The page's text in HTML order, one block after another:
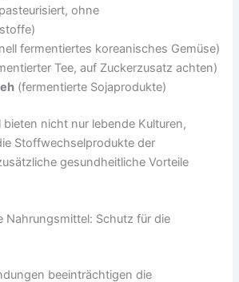
ohne
fermentiertes koreanisches Gemüse)
Tee, auf Zuckerzusatz achten)
(fermentierte Sojaprodukte)
bieten nicht nur lebende Kulturen,
Stoffwechselprodukte der
gesundheitliche Vorteile
Nahrungsmittel: Schutz für die
beeinträchtigen die